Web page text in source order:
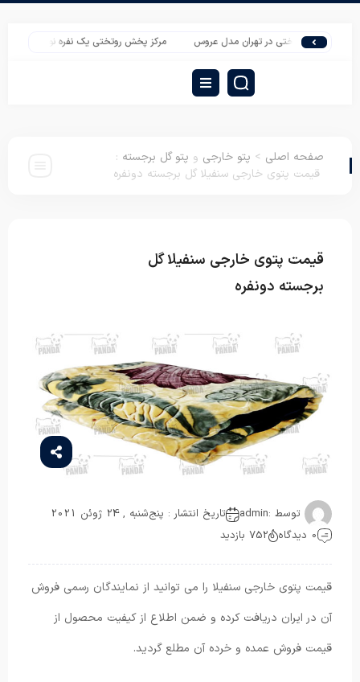
روتختی در تهران مدل عروس مرکز پخش روتختی یک نفره نوجوان ارزان
صفحه اصلی > پتو خارجی و پتو گل برجسته :
قیمت پتوی خارجی سنفیلا گل برجسته دونفره
قیمت پتوی خارجی سنفیلا گل
برجسته دونفره
توسط :admin
تاریخ انتشار : پنج‌شنبه , 24 ژوئن 2021
0 دیدگاه
752 بازدید
قیمت پتوی خارجی سنفیلا را می توانید از نمایندگان رسمی فروش
آن در ایران دریافت کرده و ضمن اطلاع از کیفیت محصول از
قیمت فروش عمده و خرده آن مطلع گردید.